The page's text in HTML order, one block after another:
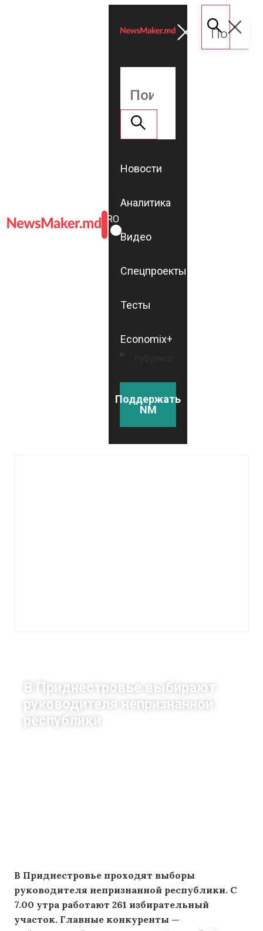
ROMÂNĂ
RU
Новости
Аналитика
Видео
Спецпроекты
Тесты
Economix+
Поддержать
NM
В Приднестровье выбирают
руководителя непризнанной
республики
В Приднестровье проходят выборы
руководителя непризнанной республики. С
7.00 утра работают 261 избирательный
участок. Главные конкуренты —